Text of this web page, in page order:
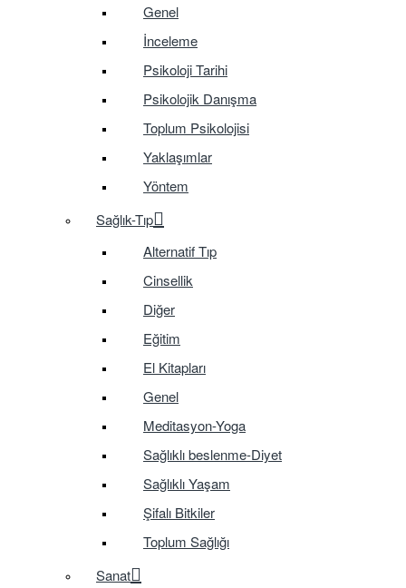
Genel
İnceleme
Psikoloji Tarihi
Psikolojik Danışma
Toplum Psikolojisi
Yaklaşımlar
Yöntem
Sağlık-Tıp
Alternatif Tıp
Cinsellik
Diğer
Eğitim
El Kitapları
Genel
Meditasyon-Yoga
Sağlıklı beslenme-Diyet
Sağlıklı Yaşam
Şifalı Bitkiler
Toplum Sağlığı
Sanat